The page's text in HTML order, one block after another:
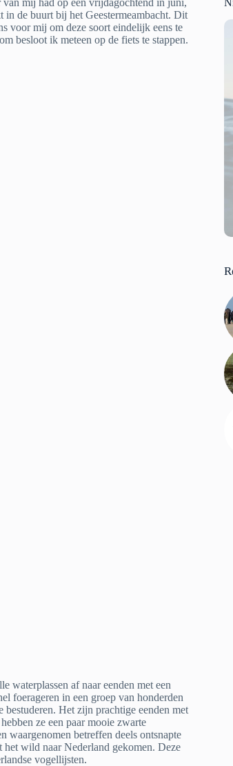
van mij had op een vrijdagochtend in juni,
in de buurt bij het Geestermeambacht. Dit
voor mij om deze soort eindelijk eens te
besloot ik meteen op de fiets te stappen.
waterplassen af naar eenden met een
foerageren in een groep van honderden
bestuderen. Het zijn prachtige eenden met
ze een paar mooie zwarte
waargenomen betreffen deels ontsnapte
het wild naar Nederland gekomen. Deze
vogellijsten.